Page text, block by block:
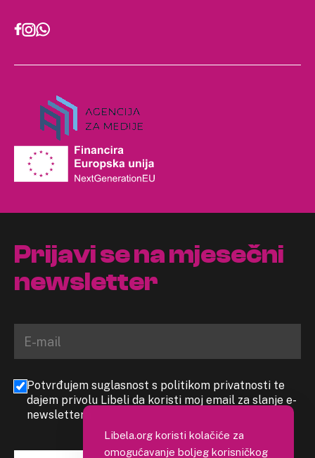
Prijavi se na mjesečni
newsletter
Potvrđujem suglasnost s politikom privatnosti te
dajem privolu Libeli da koristi moj email za slanje e-
newslettera
Libela.org koristi kolačiće za
omogućavanje boljeg korisničkog